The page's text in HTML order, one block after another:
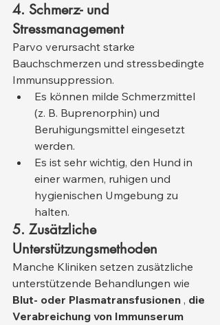
4. Schmerz- und
Stressmanagement
Parvo verursacht starke
Bauchschmerzen und stressbedingte
Immunsuppression.
Es können milde Schmerzmittel
(z. B. Buprenorphin) und
Beruhigungsmittel eingesetzt
werden.
Es ist sehr wichtig, den Hund in
einer warmen, ruhigen und
hygienischen Umgebung zu
halten.
5. Zusätzliche
Unterstützungsmethoden
Manche Kliniken setzen zusätzliche
unterstützende Behandlungen wie
Blut- oder Plasmatransfusionen , die
Verabreichung von Immunserum